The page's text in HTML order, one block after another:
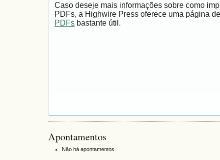
Caso deseje mais informações sobre como
PDFs, a Highwire Press oferece uma página
PDFs bastante útil.
Apontamentos
Não há apontamentos.